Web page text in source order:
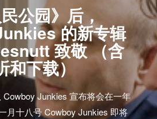
公园》后，
的新专辑
致敬 （含
和下载）
Junkies 宣布将会在一年
月十八号 Cowboy Junkies 即将